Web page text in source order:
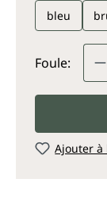
bleu
Foule:
Ajouter à